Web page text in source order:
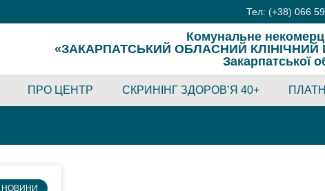
Тел: (+38) 066
Комунальне
«ЗАКАРПАТСЬКИЙ ОБЛАСНИЙ КЛІНІЧНИЙ
Закарпатської
ПРО ЦЕНТР СКРИНІНГ ЗДОРОВ’Я 40+
НОВИНИ